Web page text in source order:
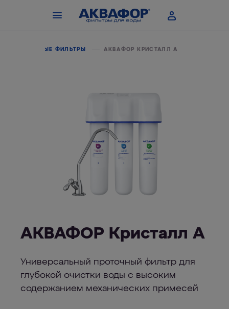
ПРОТОЧНЫЕ ФИЛЬТРЫ АКВАФОР КРИСТАЛЛ А
АКВАФОР Кристалл А
Универсальный проточный фильтр для
глубокой очистки воды с высоким
содержанием механических примесей